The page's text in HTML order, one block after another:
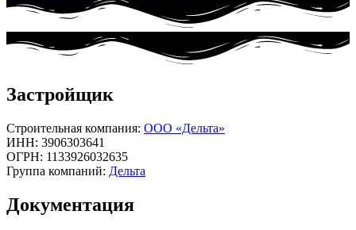
Застройщик
Строительная компания: ООО «Дельта»
ИНН: 3906303641
ОГРН: 1133926032635
Группа компаний: Дельта
Документация